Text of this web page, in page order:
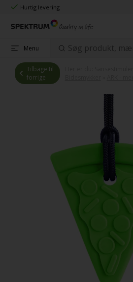
Hurtig levering
Menu
Tilbage til
forrige